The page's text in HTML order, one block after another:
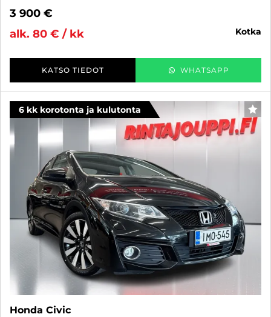
3 900 €
alk. 80 € / kk
kotka
KATSO TIEDOT WHATSAPP
6 kk korotonta ja kulutonta
Honda Civic